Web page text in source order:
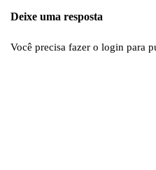
Deixe uma resposta
Você precisa fazer o login para